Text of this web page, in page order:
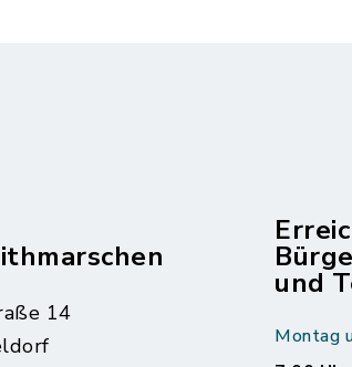
14
und
Montag